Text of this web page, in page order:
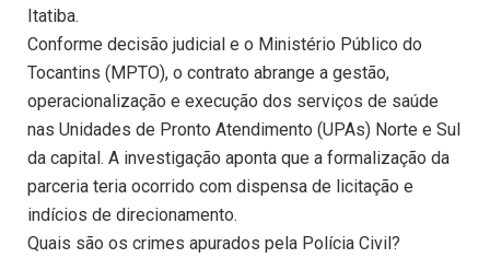
Itatiba.
Conforme decisão judicial e o Ministério Público do
Tocantins (MPTO), o contrato abrange a gestão,
operacionalização e execução dos serviços de saúde
nas Unidades de Pronto Atendimento (UPAs) Norte e Sul
da capital. A investigação aponta que a formalização da
parceria teria ocorrido com dispensa de licitação e
indícios de direcionamento.
Quais são os crimes apurados pela Polícia Civil?